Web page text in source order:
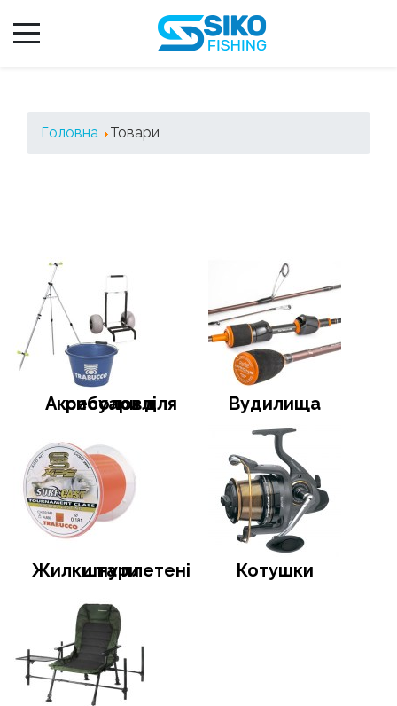
Головна Товари
Аксесуари для риболовлі Вудилища
Жилки та плетені шнури Котушки